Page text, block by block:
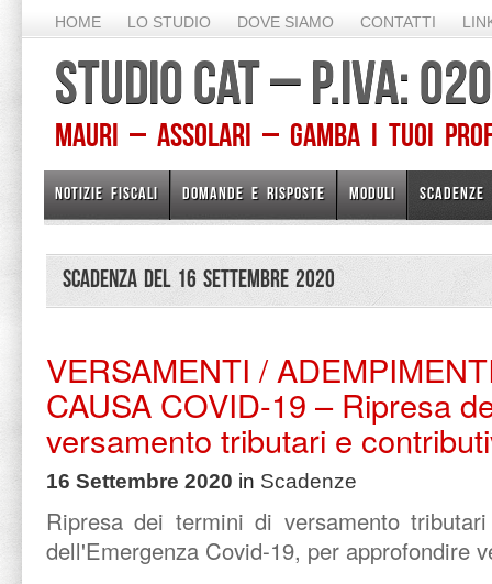
HOME LO STUDIO DOVE SIAMO CONTATTI
STUDIO CAT – P.IVA:
Mauri – Assolari – Gamba I TUOI
NOTIZIE FISCALI DOMANDE E RISPOSTE MODULI SCADENZE
Scadenza del 16 Settembre 2020
VERSAMENTI /
CAUSA COVID-19 – Ripresa
versamento tributari e
16 Settembre 2020 in Scadenze
Ripresa dei termini di versamento
dell'Emergenza Covid-19, per approfondire